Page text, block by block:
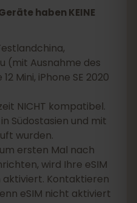
haben KEINE
(mit Ausnahme des
Mini, iPhone SE 2020
NICHT kompatibel.
Südostasien und mit
wurden.
ersten Mal nach
wird Ihre eSIM
Kontaktieren
eSIM nicht aktiviert